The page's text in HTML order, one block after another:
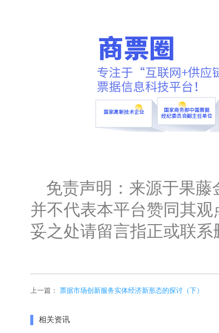
免责声明：来源于果
并不代表本平台赞同其
妥之处请留言指正或联系
上一篇： 票据市场创新服务实体经济新形态的探讨（下）
相关资讯